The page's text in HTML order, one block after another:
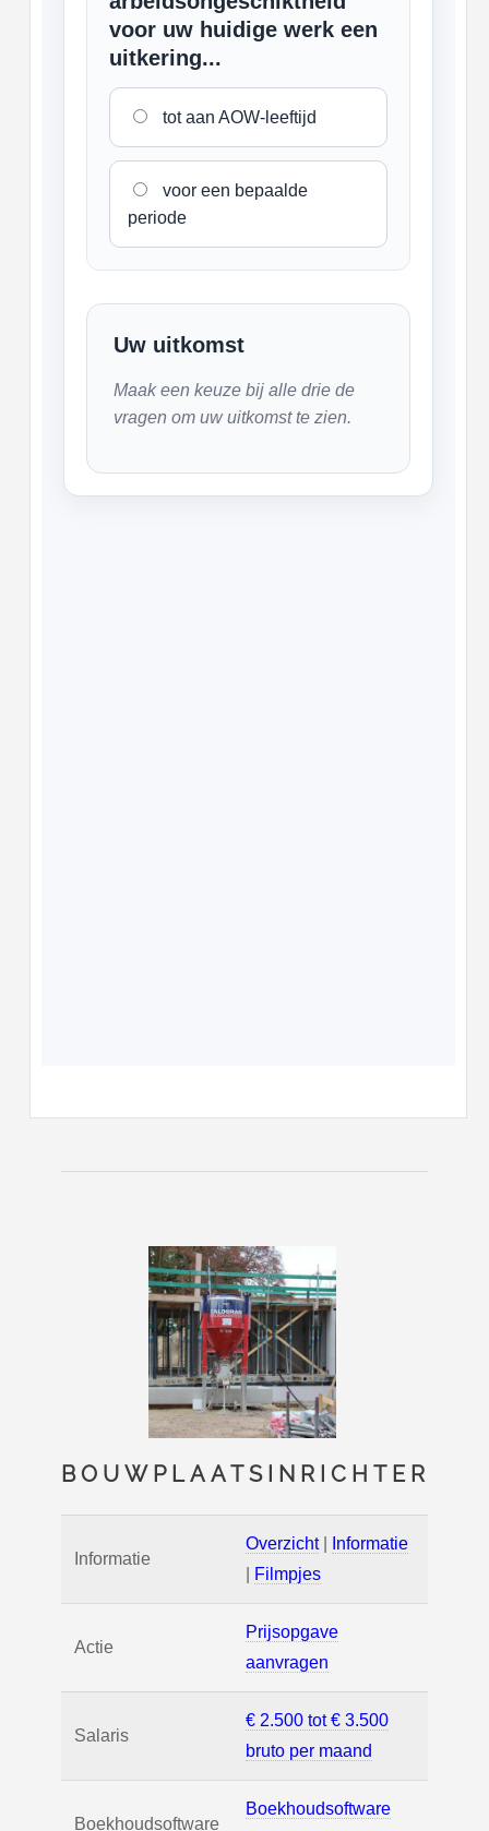
BOUWPLAATSINRICHTER
Informatie
Overzicht|
Informatie
Filmpjes
Actie
Prijsopgave
aanvragen
Salaris
€ 2.500 tot € 3.500
bruto per maand
Boekhoudsoftware
Boekhoudsoftware